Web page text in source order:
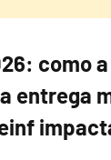
como a
entrega